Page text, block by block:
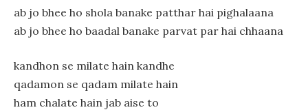
ab jo bhee ho shola banake patthar hai pighalaana
ab jo bhee ho baadal banake parvat par hai chhaana
kandhon se milate hain kandhe
qadamon se qadam milate hain
ham chalate hain jab aise to